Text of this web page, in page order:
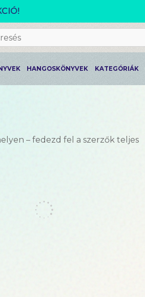
SZERETLEK
HANGOSKÖNYVEK KATEGÓRIÁK
– fedezd fel a szerzők teljes